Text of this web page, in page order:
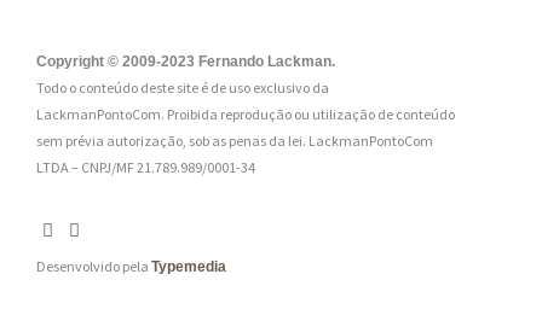
:
*
Copyright © 2009-2023 Fernando Lackman.
Todo o conteúdo deste site é de uso exclusivo da
LackmanPontoCom. Proibida reprodução ou utilização de conteúdo
sem prévia autorização, sob as penas da lei. LackmanPontoCom
LTDA – CNPJ/MF 21.789.989/0001-34
Desenvolvido pela Typemedia